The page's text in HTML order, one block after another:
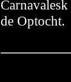
de Optocht.